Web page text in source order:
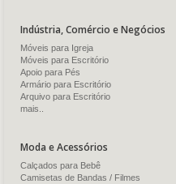
Indústria, Comércio e Negócios
Móveis para Igreja
Móveis para Escritório
Apoio para Pés
Armário para Escritório
Arquivo para Escritório
mais..
Moda e Acessórios
Calçados para Bebê
Camisetas de Bandas / Filmes